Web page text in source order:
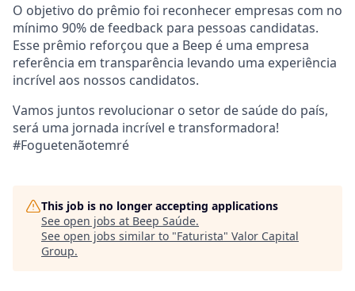
O objetivo do prêmio foi reconhecer empresas com no
mínimo 90% de feedback para pessoas candidatas.
Esse prêmio reforçou que a Beep é uma empresa
referência em transparência levando uma experiência
incrível aos nossos candidatos.
Vamos juntos revolucionar o setor de saúde do país,
será uma jornada incrível e transformadora!
#Foguetenãotemré
This job is no longer accepting applications
See open jobs at Beep Saúde.
See open jobs similar to "Faturista" Valor Capital
Group.